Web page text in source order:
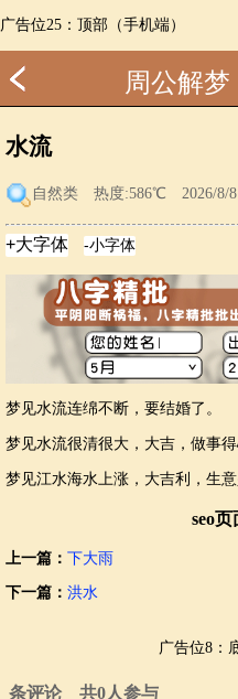
广告位25：顶部（手机端）
周公解梦
水流
自然类 热度:586℃ 2026/8/8
梦见水流连绵不断，要结婚了。
梦见水流很清很大，大吉，做事得
梦见江水海水上涨，大吉利，生意
seo
上一篇： 下大雨
下一篇： 洪水
广告位8：